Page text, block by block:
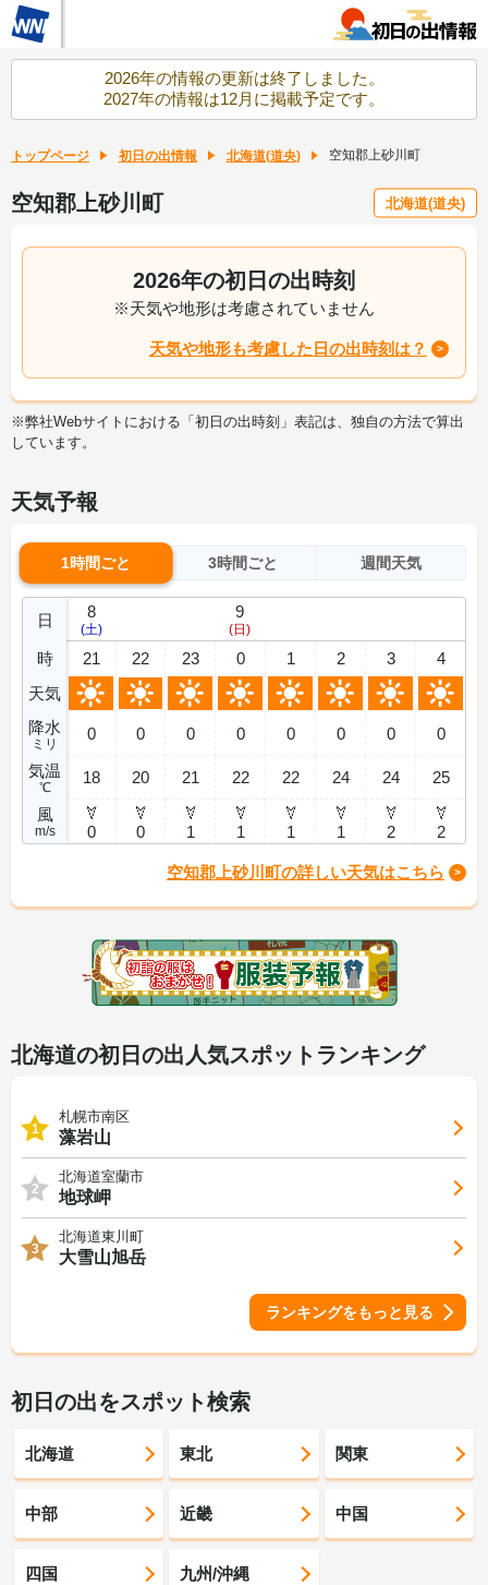
2026年の情報の更新は終了しました。
2027年の情報は12月に掲載予定です。
トップページ 初日の出情報 北海道(道央) 空知郡上砂川町
空知郡上砂川町 北海道(道央)
2026年の初日の出時刻
※天気や地形は考慮されていません
天気や地形も考慮した日の出時刻は？
※弊社Webサイトにおける「初日の出時刻」表記は、独自の方法で算出
しています。
天気予報
1時間ごと 3時間ごと 週間天気
日
時
天気
降水
ミリ
気温
℃
風
m/s
8
(土)
21
0
18
0
22
0
20
0
23
0
21
1
9
(日)
0
0
22
1
1
0
22
1
2
0
24
1
3
0
24
2
4
0
25
2
空知郡上砂川町の詳しい天気はこちら
北海道の初日の出人気スポットランキング
1
札幌市南区
藻岩山
2
北海道室蘭市
地球岬
3
北海道東川町
大雪山旭岳
ランキングをもっと見る
初日の出をスポット検索
北海道 東北 関東
中部 近畿 中国
四国 九州/沖縄